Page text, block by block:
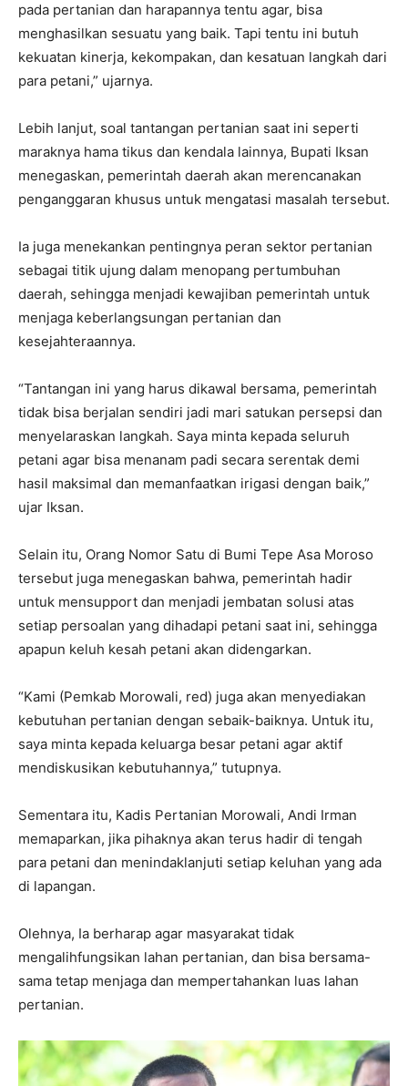
pada pertanian dan harapannya tentu agar, bisa
menghasilkan sesuatu yang baik. Tapi tentu ini butuh
kekuatan kinerja, kekompakan, dan kesatuan langkah dari
para petani,” ujarnya.
Lebih lanjut, soal tantangan pertanian saat ini seperti
maraknya hama tikus dan kendala lainnya, Bupati Iksan
menegaskan, pemerintah daerah akan merencanakan
penganggaran khusus untuk mengatasi masalah tersebut.
Ia juga menekankan pentingnya peran sektor pertanian
sebagai titik ujung dalam menopang pertumbuhan
daerah, sehingga menjadi kewajiban pemerintah untuk
menjaga keberlangsungan pertanian dan
kesejahteraannya.
“Tantangan ini yang harus dikawal bersama, pemerintah
tidak bisa berjalan sendiri jadi mari satukan persepsi dan
menyelaraskan langkah. Saya minta kepada seluruh
petani agar bisa menanam padi secara serentak demi
hasil maksimal dan memanfaatkan irigasi dengan baik,”
ujar Iksan.
Selain itu, Orang Nomor Satu di Bumi Tepe Asa Moroso
tersebut juga menegaskan bahwa, pemerintah hadir
untuk mensupport dan menjadi jembatan solusi atas
setiap persoalan yang dihadapi petani saat ini, sehingga
apapun keluh kesah petani akan didengarkan.
“Kami (Pemkab Morowali, red) juga akan menyediakan
kebutuhan pertanian dengan sebaik-baiknya. Untuk itu,
saya minta kepada keluarga besar petani agar aktif
mendiskusikan kebutuhannya,” tutupnya.
Sementara itu, Kadis Pertanian Morowali, Andi Irman
memaparkan, jika pihaknya akan terus hadir di tengah
para petani dan menindaklanjuti setiap keluhan yang ada
di lapangan.
Olehnya, Ia berharap agar masyarakat tidak
mengalihfungsikan lahan pertanian, dan bisa bersama-
sama tetap menjaga dan mempertahankan luas lahan
pertanian.